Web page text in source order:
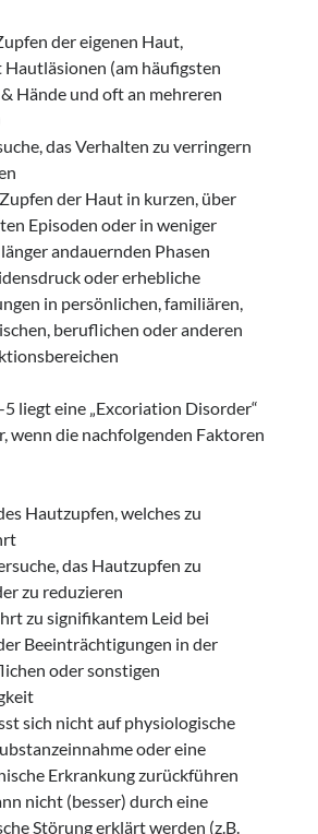
der eigenen Haut,
(am häufigsten
Hände und oft an mehreren
das Verhalten zu verringern
der Haut in kurzen, über
Episoden oder in weniger
andauernden Phasen
oder erhebliche
in persönlichen, familiären,
beruflichen oder anderen
liegt eine „Excoriation Disorder“
wenn die nachfolgenden Faktoren
Hautzupfen, welches zu
das Hautzupfen zu
zu reduzieren
zu signifikantem Leid bei
Beeinträchtigungen in der
oder sonstigen
sich nicht auf physiologische
oder eine
Erkrankung zurückführen
nicht (besser) durch eine
Störung erklärt werden (z.B.